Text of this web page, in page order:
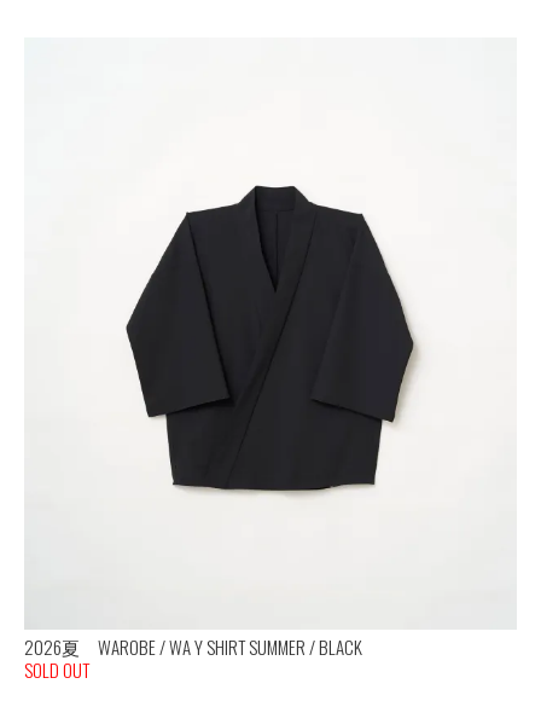
2026夏 WAROBE / WA Y SHIRT SUMMER / BLACK
SOLD OUT